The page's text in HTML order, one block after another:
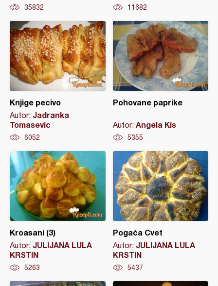
35832 11682
Knjige pecivo
Autor: Jadranka
Tomasevic
6052
Pohovane paprike
Autor: Angela Kis
5355
Kroasani (3)
Autor: JULIJANA LULA
KRSTIN
5263
Pogača Cvet
Autor: JULIJANA LULA
KRSTIN
5437